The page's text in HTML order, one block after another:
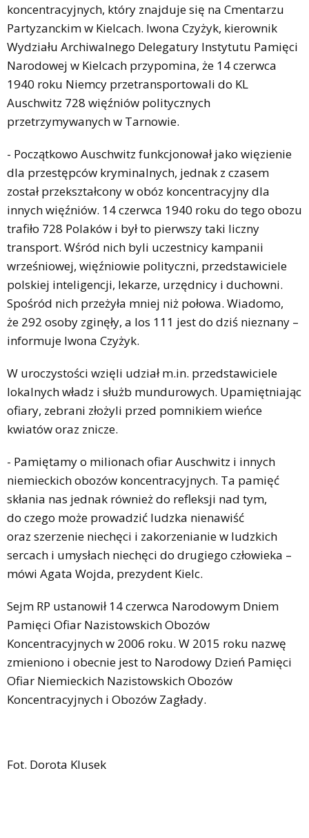
koncentracyjnych, który znajduje się na Cmentarzu
Partyzanckim w Kielcach. Iwona Czyżyk, kierownik
Wydziału Archiwalnego Delegatury Instytutu Pamięci
Narodowej w Kielcach przypomina, że 14 czerwca
1940 roku Niemcy przetransportowali do KL
Auschwitz 728 więźniów politycznych
przetrzymywanych w Tarnowie.
- Początkowo Auschwitz funkcjonował jako więzienie
dla przestępców kryminalnych, jednak z czasem
został przekształcony w obóz koncentracyjny dla
innych więźniów. 14 czerwca 1940 roku do tego obozu
trafiło 728 Polaków i był to pierwszy taki liczny
transport. Wśród nich byli uczestnicy kampanii
wrześniowej, więźniowie polityczni, przedstawiciele
polskiej inteligencji, lekarze, urzędnicy i duchowni.
Spośród nich przeżyła mniej niż połowa. Wiadomo,
że 292 osoby zginęły, a los 111 jest do dziś nieznany –
informuje Iwona Czyżyk.
W uroczystości wzięli udział m.in. przedstawiciele
lokalnych władz i służb mundurowych. Upamiętniając
ofiary, zebrani złożyli przed pomnikiem wieńce
kwiatów oraz znicze.
- Pamiętamy o milionach ofiar Auschwitz i innych
niemieckich obozów koncentracyjnych. Ta pamięć
skłania nas jednak również do refleksji nad tym,
do czego może prowadzić ludzka nienawiść
oraz szerzenie niechęci i zakorzenianie w ludzkich
sercach i umysłach niechęci do drugiego człowieka –
mówi Agata Wojda, prezydent Kielc.
Sejm RP ustanowił 14 czerwca Narodowym Dniem
Pamięci Ofiar Nazistowskich Obozów
Koncentracyjnych w 2006 roku. W 2015 roku nazwę
zmieniono i obecnie jest to Narodowy Dzień Pamięci
Ofiar Niemieckich Nazistowskich Obozów
Koncentracyjnych i Obozów Zagłady.
Fot. Dorota Klusek